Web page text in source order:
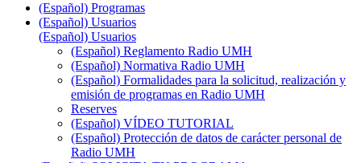
(Español) Programas
(Español) Usuarios
(Español) Usuarios
(Español) Reglamento Radio UMH
(Español) Normativa Radio UMH
(Español) Formalidades para la solicitud, realización y
emisión de programas en Radio UMH
Reserves
(Español) VÍDEO TUTORIAL
(Español) Protección de datos de carácter personal de
Radio UMH